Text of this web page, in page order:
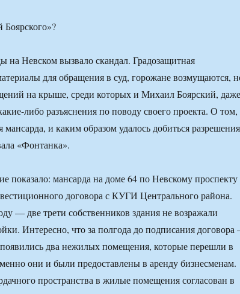
на Невском вызвало скандал. Градозащитная
для обращения в суд, горожане возмущаются,
на крыше, среди которых и Михаил Боярский, даже
либо разъяснения по поводу своего проекта. О том,
мансарда, и каким образом удалось добиться разрешения
«Фонтанка».
показало: мансарда на доме 64 по Невскому проспекту
договора с КУГИ Центрального района.
— две трети собственников здания не возражали
Интересно, что за полгода до подписания
два нежилых помещения, которые перешли в
они и были предоставлены в аренду бизнесменам.
пространства в жилые помещения согласован в